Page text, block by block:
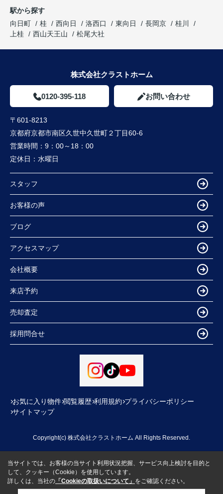
駅から探す
向日町
桂 西向日 洛西口 東向日 長岡京
桂川
上桂
西山天王山 松尾大社
株式会社クラストホーム
0120-395-118 お問い合わせ
〒601-8213
京都府京都市南区久世中久世町２丁目60-6
営業時間： 9：00～18：00
定休日： 水曜日
スタッフ
お客様の声
ブログ
アクセスマップ
会社概要
来店予約
売却査定
採用問合せ
お気に入り物件 閲覧履歴 利用規約 プライバシーポリシー
サイトマップ
Copyright(c) 株式会社クラストホーム All Rights Reserved.
当サイトでは、お客様の当サイト利用状況把握、サービス向上検討を目的と
して、クッキー（Cookie）を使用しています。
詳しくは、当社の 「Cookieの取扱いについて」 をご確認ください。